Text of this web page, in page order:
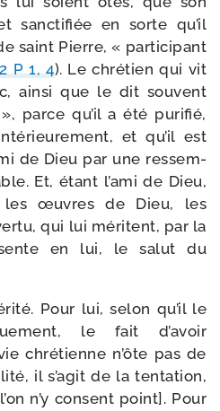
sanc­ti­fiée en sorte qu’il
saint Pierre, « par­ti­ci­pant
2 P 1, 4). Le chré­tien qui vit
ain­si que le dit sou­vent
parce qu’il a été puri­fié,
et qu’il est
de Dieu par une res­sem­
Et, étant l’ami de Dieu,
les œuvres de Dieu, les
qui lui méritent, par la
en lui, le salut du
Pour lui, selon qu’il le
le fait d’avoir
chré­tienne n’ôte pas de
il s’agit de la ten­ta­tion,
n’y consent point]. Pour